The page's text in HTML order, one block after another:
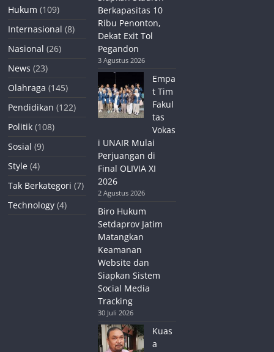
Hukum (109)
Internasional (8)
Nasional (26)
News (23)
Olahraga (145)
Pendidikan (122)
Politik (108)
Sosial (9)
Style (4)
Tak Berkategori (7)
Technology (4)
Berkapasitas 10
Ribu Penonton,
Dekat Exit Tol
Pegandon
3 Agustus 2026
Empa
t Tim
Fakul
tas
Vokas
i UNAIR Mulai
Perjuangan di
Final OLIVIA XI
2026
2 Agustus 2026
Biro Hukum
Setdaprov Jatim
Matangkan
Keamanan
Website dan
Siapkan Sistem
Social Media
Tracking
30 Juli 2026
Kuas
a